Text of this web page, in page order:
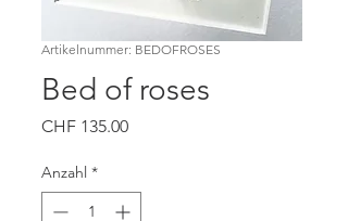
Artikelnummer: BEDOFROSES
Bed of roses
CHF 135.00Preis
Anzahl *